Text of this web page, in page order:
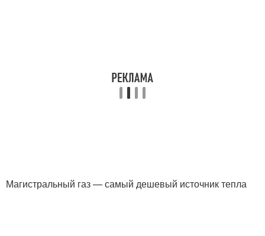
Магистральный газ — самый дешевый источник тепла